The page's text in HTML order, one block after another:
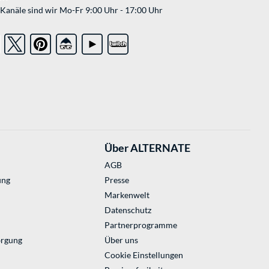
sind wir Mo-Fr 9:00 Uhr - 17:00 Uhr
Über ALTERNATE
AGB
Presse
Markenwelt
Datenschutz
Partnerprogramme
Über uns
Cookie Einstellungen